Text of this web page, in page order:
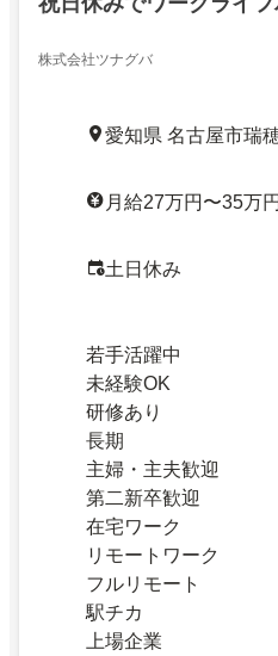
株式会社ツナグバ
愛知県 名古屋市瑞
月給27万円〜35万
土日休み
若手活躍中
未経験OK
研修あり
長期
主婦・主夫歓迎
第二新卒歓迎
在宅ワーク
リモートワーク
フルリモート
駅チカ
上場企業